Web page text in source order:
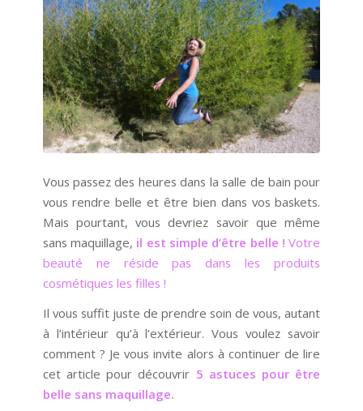
Vous passez des heures dans la salle de bain pour
vous rendre belle et être bien dans vos baskets.
Mais pourtant, vous devriez savoir que même
sans maquillage, il est simple d’être belle !Votre
beauté ne réside pas dans les produits
cosmétiques les filles !
Il vous suffit juste de prendre soin de vous, autant
à l’intérieur qu’à l’extérieur. Vous voulez savoir
comment ? Je vous invite alors à continuer de lire
cet article pour découvrir 5 astuces pour être
belle sans maquillage.